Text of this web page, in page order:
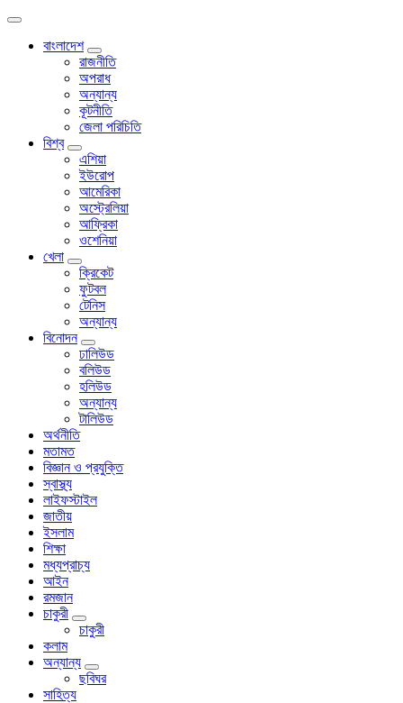
বাংলাদেশ
রাজনীতি
অপরাধ
অন্যান্য
কূটনীতি
জেলা পরিচিতি
বিশ্ব
এশিয়া
ইউরোপ
আমেরিকা
অস্ট্রেলিয়া
আফ্রিকা
ওশেনিয়া
খেলা
ক্রিকেট
ফুটবল
টেনিস
অন্যান্য
বিনোদন
ঢালিউড
বলিউড
হলিউড
অন্যান্য
টালিউড
অর্থনীতি
মতামত
বিজ্ঞান ও প্রযুক্তি
স্বাস্থ্য
লাইফস্টাইল
জাতীয়
ইসলাম
শিক্ষা
মধ্যপ্রাচ্য
আইন
রমজান
চাকুরী
চাকুরী
কলাম
অন্যান্য
ছবিঘর
সাহিত্য